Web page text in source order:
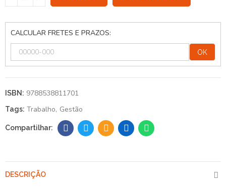
CALCULAR FRETES E PRAZOS:
OK
ISBN: 9788538811701
Tags: Trabalho Gestão
DESCRIÇÃO